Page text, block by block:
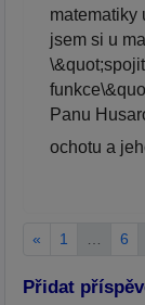
matematiky
jsem si u
Panu
ochotu a
« 1 6
Přidat